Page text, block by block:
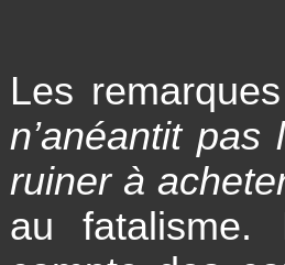
Les
n’anéantit pas
ruiner à
au fatalisme.